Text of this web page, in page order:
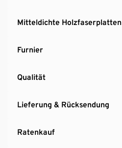
Mitteldichte Holzfaserplatten
Furnier
Qualität
Lieferung & Rücksendung
Ratenkauf